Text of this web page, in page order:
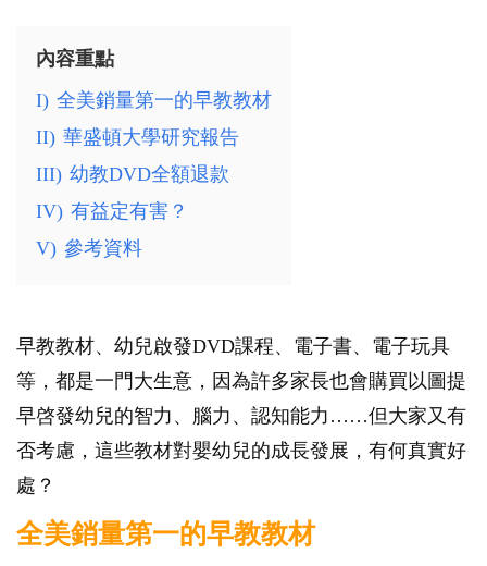
POPA編輯部
全職好？在職好？｜全職媽媽與在職媽媽
的壓力與價值
【動畫】母乳BB，營養唔好？｜體重不是
唯一標準！
POPA編輯部 14.2K 200
【動畫】BB喊唔停，原因諗唔明｜肚風定
【動畫】母乳的秘密！營養成分超過200
內容重點
I) 全美銷量第一的早教教材
II) 華盛頓大學研究報告
III) 幼教DVD全額退款
IV) 有益定有害？
V) 參考資料
早教教材、幼兒啟發DVD課程、電子書、電子玩具
等，都是一門大生意，因為許多家長也會購買以圖提
早啓發幼兒的智力、腦力、認知能力 ……但大家又有
否考慮，這些教材對嬰幼兒的成長發展，有何真實好
處？
全美銷量第一的早教教材